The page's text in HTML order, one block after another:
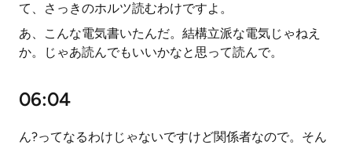
て、さっきのホルツ読むわけですよ。
あ、こんな電気書いたんだ。結構立派な電気じゃねえ
か。じゃあ読んでもいいかなと思って読んで。
06:04
ん?ってなるわけじゃないですけど関係者なので。そん